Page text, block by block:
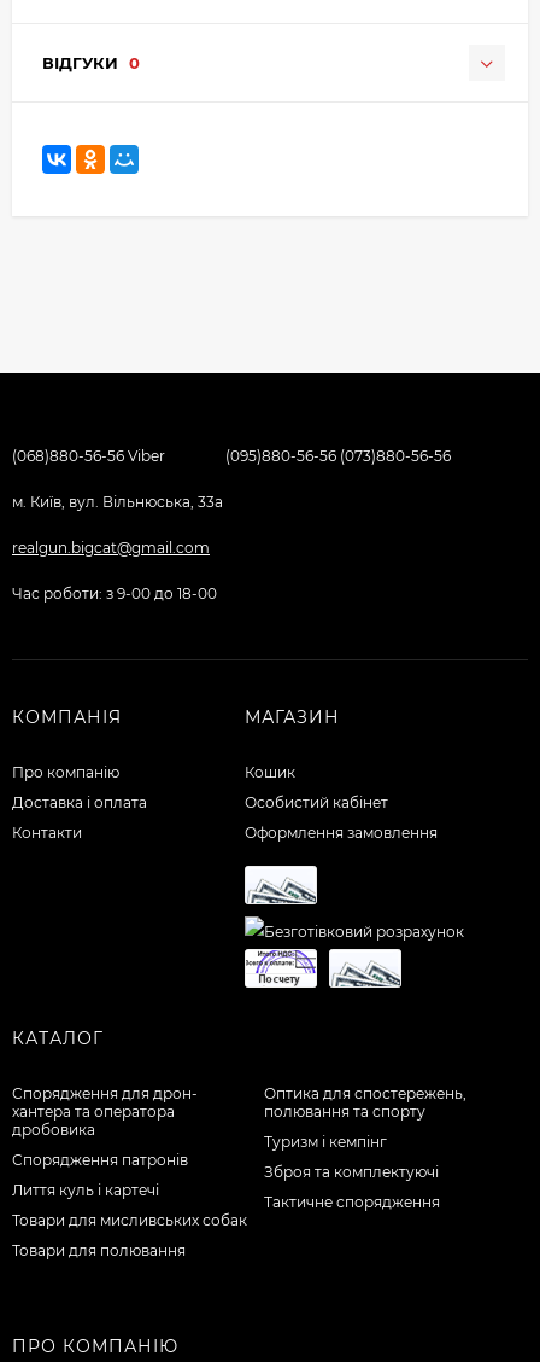
ВІДГУКИ 0
(068)880-56-56 Viber (095)880-56-56 (073)880-56-56
м. Київ, вул. Вільнюська, 33а
realgun.bigcat@gmail.com
Час роботи: з 9-00 до 18-00
КОМПАНІЯ
Про компанію
Доставка і оплата
Контакти
МАГАЗИН
Кошик
Особистий кабінет
Оформлення замовлення
КАТАЛОГ
Спорядження для дрон-
хантера та оператора
дробовика
Спорядження патронів
Лиття куль і картечі
Товари для мисливських собак
Товари для полювання
Оптика для спостережень,
полювання та спорту
Туризм і кемпінг
Зброя та комплектуючі
Тактичне спорядження
ПРО КОМПАНІЮ